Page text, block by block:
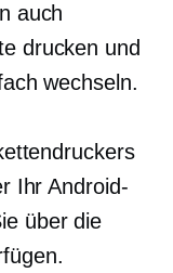
auch
drucken und
wechseln.
Ihr Android-
über die